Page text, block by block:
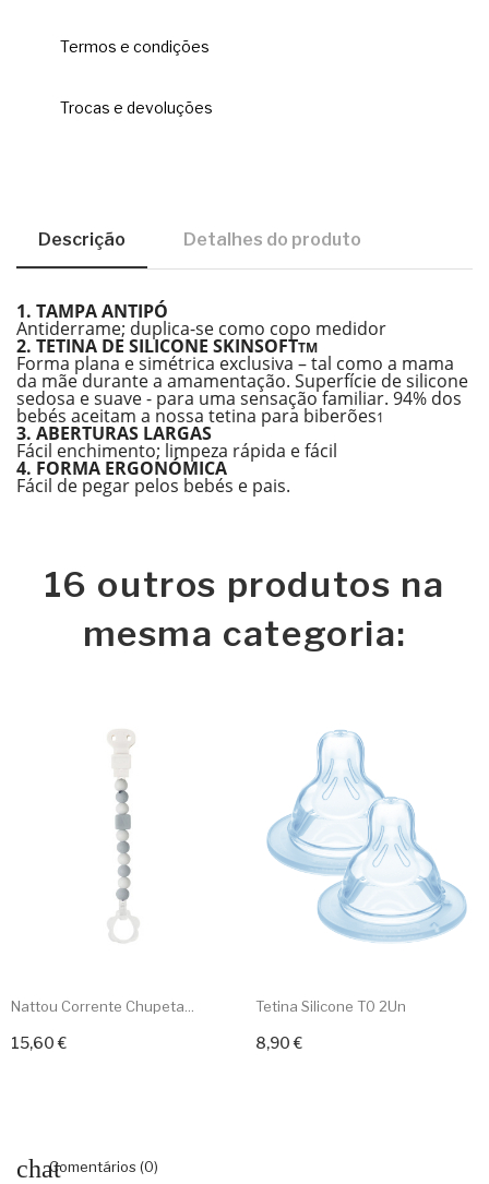
Termos e condições
Trocas e devoluções
Descrição Detalhes do produto
1. TAMPA ANTIPÓ
Antiderrame; duplica-se como copo medidor
2. TETINA DE SILICONE SKINSOFTTM
Forma plana e simétrica exclusiva – tal como a mama
da mãe durante a amamentação. Superfície de silicone
sedosa e suave - para uma sensação familiar. 94% dos
bebés aceitam a nossa tetina para biberões1
3. ABERTURAS LARGAS
Fácil enchimento; limpeza rápida e fácil
4. FORMA ERGONÓMICA
Fácil de pegar pelos bebés e pais.
16 outros produtos na
mesma categoria:
Nattou Corrente Chupeta...
15,60 €Adicionar ao carrinho
Tetina Silicone T0 2Un
8,90 €Adicionar ao carrinho
Comentários (0)